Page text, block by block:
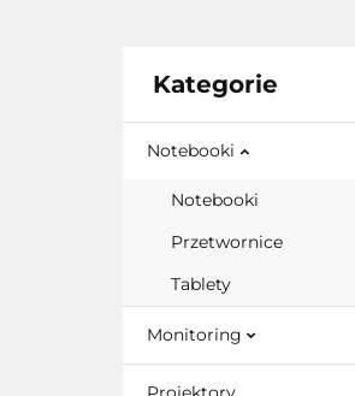
Kategorie
Notebooki
Notebooki
Przetwornice
Tablety
Monitoring